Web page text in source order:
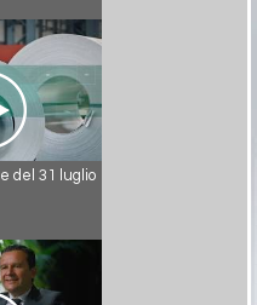
del 31 luglio